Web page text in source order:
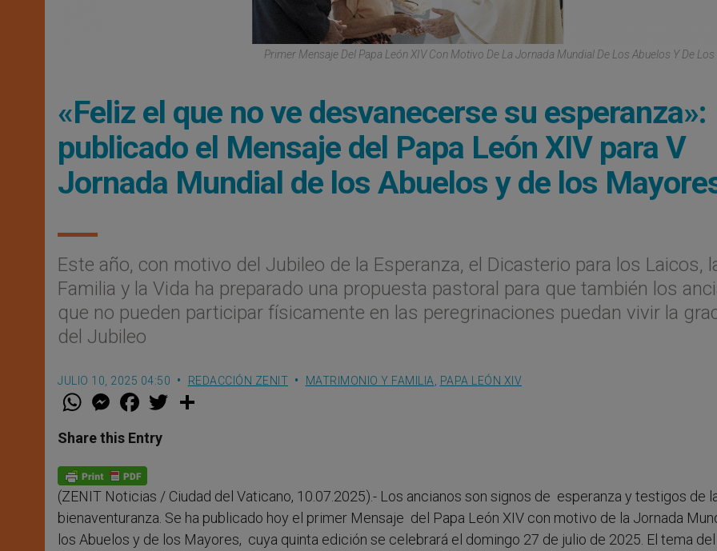
Primer Mensaje Del Papa León XIV Con Motivo De La Jornada Mundial De Los Abuelos Y De
«Feliz el que no ve desvanecerse su esperanza»:
publicado el Mensaje del Papa León XIV para V
Jornada Mundial de los Abuelos y de los
Este año, con motivo del Jubileo de la Esperanza, el Dicasterio para los Laicos,
Familia y la Vida ha preparado una propuesta pastoral para que también los
que no pueden participar físicamente en las peregrinaciones puedan vivir la
del Jubileo
JULIO 10, 2025 04:50 REDACCIÓN ZENIT MATRIMONIO Y FAMILIA PAPA LEÓN XIV
W
t
s
p
p
M
e
s
e
g
e
r
F
a
e
b
o
k
w
Share this Entry
(ZENIT Noticias / Ciudad del Vaticano, 10.07.2025).- Los ancianos son signos de esperanza y testigos de
bienaventuranza. Se ha publicado hoy el primer Mensaje del Papa León XIV con motivo de la Jornada
los Abuelos y de los Mayores, cuya quinta edición se celebrará el domingo 27 de julio de 2025. El tema del